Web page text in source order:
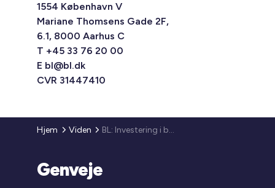
1554 København V
Mariane Thomsens Gade 2F,
6.1, 8000 Aarhus C
T +45 33 76 20 00
E bl@bl.dk
CVR 31447410
Hjem Viden BL: Investering i byudvikling kan løse “de vilde” samfundsproblemer
Genveje